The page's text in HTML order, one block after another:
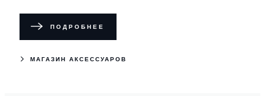
ПОДРОБНЕЕ
МАГАЗИН АКСЕССУАРОВ